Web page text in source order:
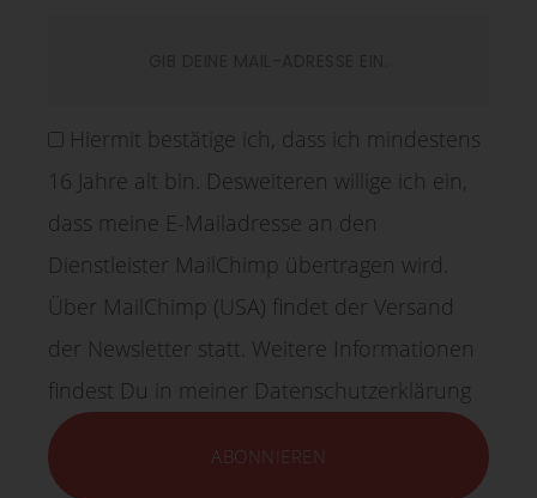
Hiermit bestätige ich, dass ich mindestens
16 Jahre alt bin. Desweiteren willige ich ein,
dass meine E-Mailadresse an den
Dienstleister MailChimp übertragen wird.
Über MailChimp (USA) findet der Versand
der Newsletter statt. Weitere Informationen
findest Du in meiner Datenschutzerklärung